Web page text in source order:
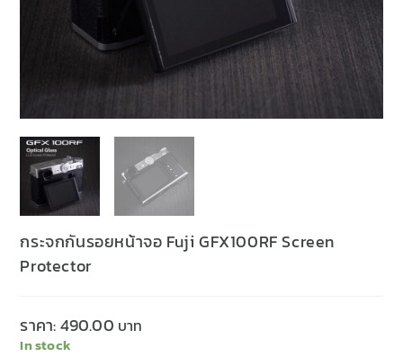
กระจกกันรอยหน้าจอ Fuji GFX100RF Screen
Protector
ราคา:490.00
In stock